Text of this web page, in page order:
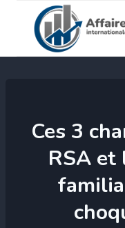
contenu
Ces 3
RSA